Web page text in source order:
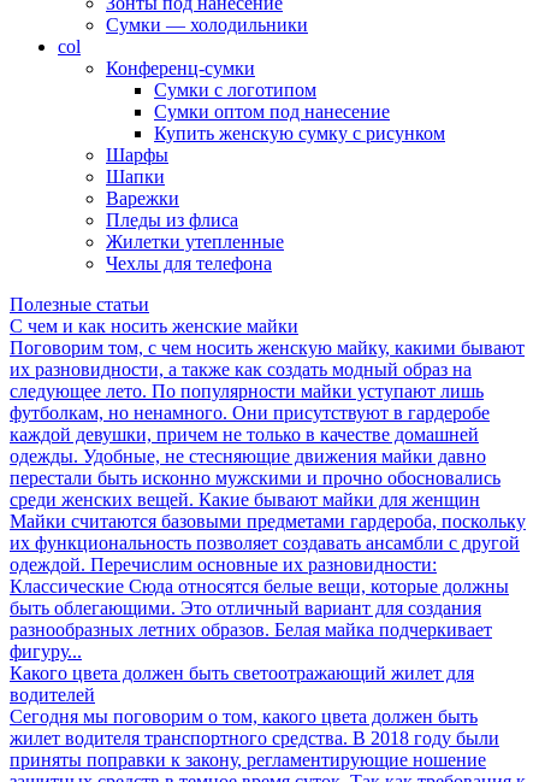
Сумки — холодильники
col
Конференц-сумки
Сумки с логотипом
Сумки оптом под нанесение
Купить женскую сумку с рисунком
Шарфы
Шапки
Варежки
Пледы из флиса
Жилетки утепленные
Чехлы для телефона
Полезные статьи
С чем и как носить женские майки
Поговорим том, с чем носить женскую майку, какими бывают
их разновидности, а также как создать модный образ на
следующее лето. По популярности майки уступают лишь
футболкам, но ненамного. Они присутствуют в гардеробе
каждой девушки, причем не только в качестве домашней
одежды. Удобные, не стесняющие движения майки давно
перестали быть исконно мужскими и прочно обосновались
среди женских вещей. Какие бывают майки для женщин
Майки считаются базовыми предметами гардероба, поскольку
их функциональность позволяет создавать ансамбли с другой
одеждой. Перечислим основные их разновидности:
Классические Сюда относятся белые вещи, которые должны
быть облегающими. Это отличный вариант для создания
разнообразных летних образов. Белая майка подчеркивает
фигуру...
Какого цвета должен быть светоотражающий жилет для
водителей
Сегодня мы поговорим о том, какого цвета должен быть
жилет водителя транспортного средства. В 2018 году были
приняты поправки к закону, регламентирующие ношение